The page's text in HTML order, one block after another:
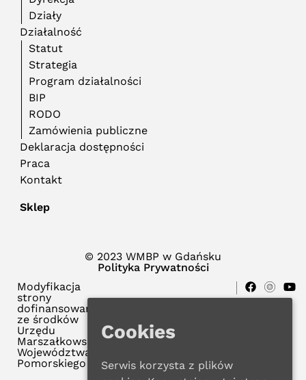
Działy
Działalność
Statut
Strategia
Program działalności
BIP
RODO
Zamówienia publiczne
Deklaracja dostępności
Praca
Kontakt
Sklep
© 2023 WMBP w Gdańsku
Polityka Prywatności
Modyfikacja
strony
dofinansowana
ze środków
Urzędu
Marszałkowskiego
Województwa
Pomorskiego
Cookies
Serwis korzysta z plików